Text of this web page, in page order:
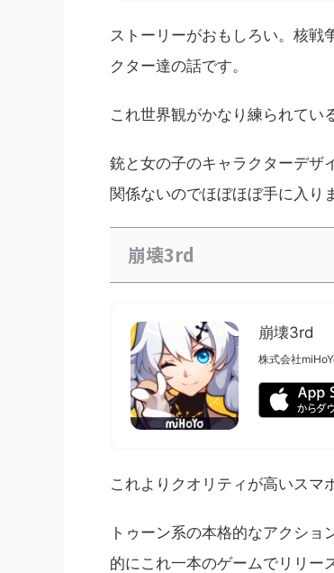
ストーリーがおもしろい。核戦
クター達の話です。
これ世界観がかなり練られてい
銃と女の子のキャラクターデザ
関係ないのでほぼほぼ手に入り
崩壊3rd
崩壊3rd
株式会社
これよりクオリティが高いスマ
トゥーン系の本格的なアクシ
的にこれ一本のゲームでリリー